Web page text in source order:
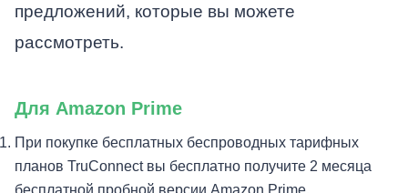
предложений, которые вы можете
рассмотреть.
Для Amazon Prime
При покупке бесплатных беспроводных тарифных
планов TruConnect вы бесплатно получите 2 месяца
бесплатной пробной версии Amazon Prime.